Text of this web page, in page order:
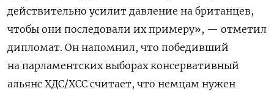
действительно усилит давление на британцев,
чтобы они последовали их примеру», — отметил
дипломат. Он напомнил, что победивший
на парламентских выборах консервативный
альянс ХДС/ХСС считает, что немцам нужен